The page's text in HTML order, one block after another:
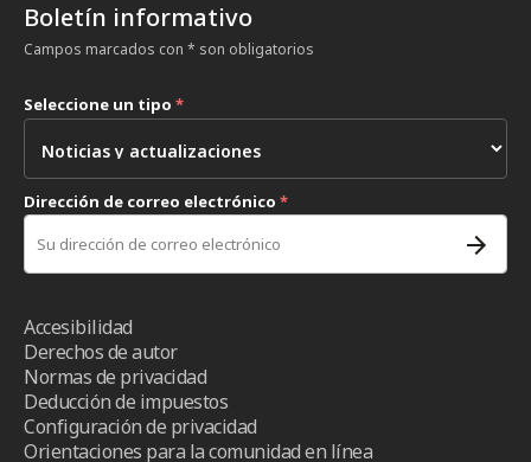
Boletín informativo
Campos marcados con * son obligatorios
Seleccione un tipo *
Dirección de correo electrónico *
Accesibilidad
Derechos de autor
Normas de privacidad
Deducción de impuestos
Configuración de privacidad
Orientaciones para la comunidad en línea